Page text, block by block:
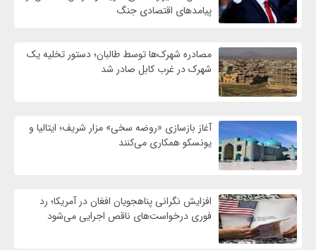
پیامدهای اقتصادی جنگ
مصادره شهرک‌ها توسط طالبان؛ دستور تخلیه یک
شهرک در غرب کابل صادر شد
آغاز بازسازی «روضه سخی» مزار شریف؛ ایتالیا و
یونسکو همکاری می‌کنند
افزایش نگرانی پناهجویان افغان در آمریکا؛ رد
فوری درخواست‌های ناقص اجرایی می‌شود